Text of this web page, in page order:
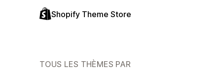
Shopify Theme Store
TOUS LES THÈMES PAR